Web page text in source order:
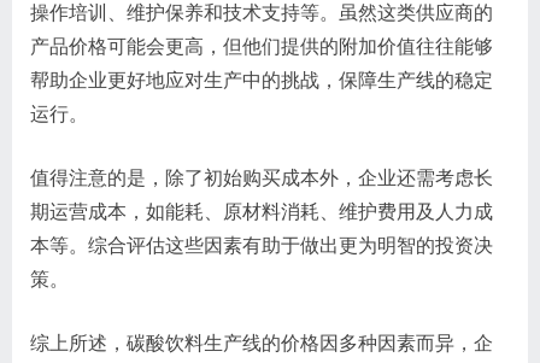
操作培训、维护保养和技术支持等。虽然这类供应商的
产品价格可能会更高，但他们提供的附加价值往往能够
帮助企业更好地应对生产中的挑战，保障生产线的稳定
运行。
值得注意的是，除了初始购买成本外，企业还需考虑长
期运营成本，如能耗、原材料消耗、维护费用及人力成
本等。综合评估这些因素有助于做出更为明智的投资决
策。
综上所述，碳酸饮料生产线的价格因多种因素而异，企